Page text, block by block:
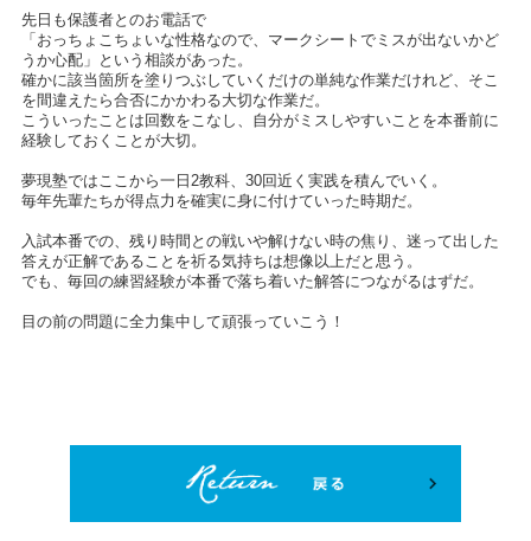
先日も保護者とのお電話で
「おっちょこちょいな性格なので、マークシートでミスが出ないかど
うか心配」という相談があった。
確かに該当箇所を塗りつぶしていくだけの単純な作業だけれど、そこ
を間違えたら合否にかかわる大切な作業だ。
こういったことは回数をこなし、自分がミスしやすいことを本番前に
経験しておくことが大切。
夢現塾ではここから一日2教科、30回近く実践を積んでいく。
毎年先輩たちが得点力を確実に身に付けていった時期だ。
入試本番での、残り時間との戦いや解けない時の焦り、迷って出した
答えが正解であることを祈る気持ちは想像以上だと思う。
でも、毎回の練習経験が本番で落ち着いた解答につながるはずだ。
目の前の問題に全力集中して頑張っていこう！